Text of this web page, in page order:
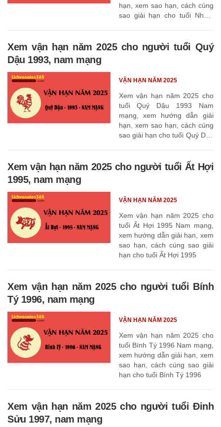
hạn, xem sao hạn, cách cúng
sao giải hạn cho tuổi Nhâm
Xem vận hạn năm 2025 cho người tuổi Quý
Dậu 1993, nam mạng
Xem vận hạn năm 2025 cho
tuổi Quý Dậu 1993 Nam
mạng, xem hướng dẫn giải
hạn, xem sao hạn, cách cúng
sao giải hạn cho tuổi Quý Dậu
VẬN HẠN NĂM 2025
Xem vận hạn năm 2025 cho người tuổi Ất Hợi
1995, nam mạng
Xem vận hạn năm 2025 cho
tuổi Ất Hợi 1995 Nam mạng,
xem hướng dẫn giải hạn, xem
sao hạn, cách cúng sao giải
hạn cho tuổi Ất Hợi 1995
VẬN HẠN NĂM 2025
Xem vận hạn năm 2025 cho người tuổi Bính
Tý 1996, nam mạng
Xem vận hạn năm 2025 cho
tuổi Bính Tý 1996 Nam mạng,
xem hướng dẫn giải hạn, xem
sao hạn, cách cúng sao giải
hạn cho tuổi Bính Tý 1996
VẬN HẠN NĂM 2025
Xem vận hạn năm 2025 cho người tuổi Đinh
Sửu 1997, nam mạng